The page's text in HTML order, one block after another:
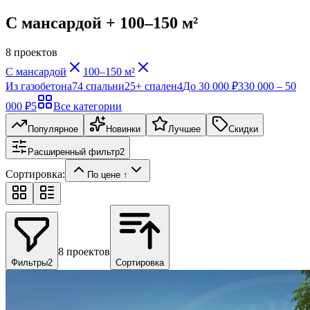
С мансардой + 100–150 м²
8 проектов
С мансардой
100–150 м²
Из газобетона74 спальни25+ спален4До 30 000 ₽330 000 – 50
000 ₽5 Все категории
Популярное Новинки Лучшее Скидки
Расширенный фильтр2
Сортировка: По цене ↑
Фильтры2
8 проектов
Сортировка